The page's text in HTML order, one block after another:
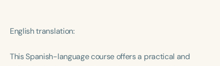
English translation:
This Spanish-language course offers a practical and